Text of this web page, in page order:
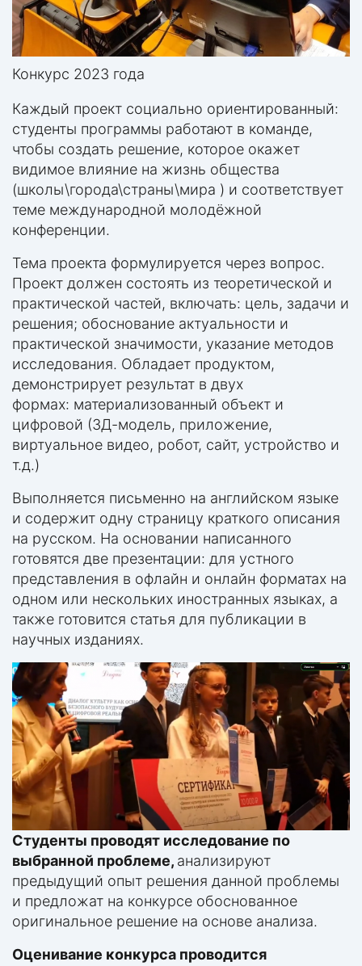
Конкурс 2023 года
Каждый проект социально ориентированный:
студенты программы работают в команде,
чтобы создать решение, которое окажет
видимое влияние на жизнь общества
(школы\города\страны\мира ) и соответствует
теме международной молодёжной
конференции.
Тема проекта формулируется через вопрос.
Проект должен состоять из теоретической и
практической частей, включать: цель, задачи и
решения; обоснование актуальности и
практической значимости, указание методов
исследования. Обладает продуктом,
демонстрирует результат в двух
формах: материализованный объект и
цифровой (3Д-модель, приложение,
виртуальное видео, робот, сайт, устройство и
т.д.)
Выполняется письменно на английском языке
и содержит одну страницу краткого описания
на русском. На основании написанного
готовятся две презентации: для устного
представления в офлайн и онлайн форматах на
одном или нескольких иностранных языках, а
также готовится статья для публикации в
научных изданиях.
Студенты проводят исследование по
выбранной проблеме, анализируют
предыдущий опыт решения данной проблемы
и предложат на конкурсе обоснованное
оригинальное решение на основе анализа.
Оценивание конкурса проводится